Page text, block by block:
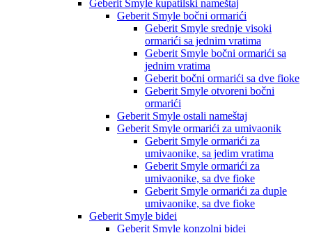
Geberit Smyle kupatilski nameštaj
Geberit Smyle bočni ormarići
Geberit Smyle srednje visoki
ormarići sa jednim vratima
Geberit Smyle bočni ormarići sa
jednim vratima
Geberit bočni ormarići sa dve fioke
Geberit Smyle otvoreni bočni
ormarići
Geberit Smyle ostali nameštaj
Geberit Smyle ormarići za umivaonik
Geberit Smyle ormarići za
umivaonike, sa jedim vratima
Geberit Smyle ormarići za
umivaonike, sa dve fioke
Geberit Smyle ormarići za duple
umivaonike, sa dve fioke
Geberit Smyle bidei
Geberit Smyle konzolni bidei